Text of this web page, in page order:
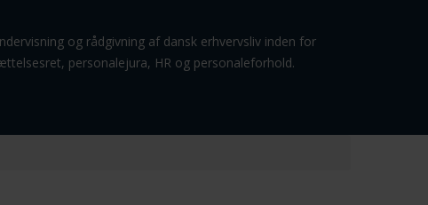
og rådgivning af dansk erhvervsliv inden for
personalejura, HR og personaleforhold.